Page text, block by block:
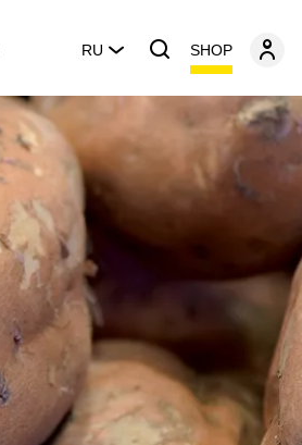
RU SHOP